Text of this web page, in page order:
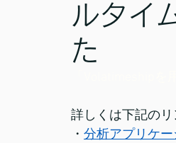
ルタイ
た
詳しくは下記のリ
・ 分析アプリケ